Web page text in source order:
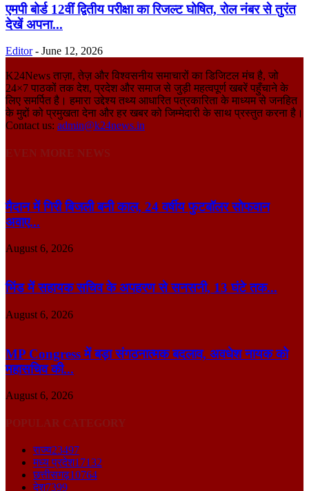
एमपी बोर्ड 12वीं द्वितीय परीक्षा का रिजल्ट घोषित, रोल नंबर से तुरंत
देखें अपना...
Editor - June 12, 2026
K24News ताज़ा, तेज़ और विश्वसनीय समाचारों का डिजिटल मंच है, जो
24×7 पाठकों तक देश, प्रदेश और समाज से जुड़ी महत्वपूर्ण खबरें पहुँचाने के
लिए समर्पित है। हमारा उद्देश्य तथ्य आधारित पत्रकारिता के माध्यम से जनहित
के मुद्दों को प्रमुखता देना और हर खबर को जिम्मेदारी के साथ प्रस्तुत करना है।
Contact us: admin@k24news.in
मैदान में गिरी बिजली बनी काल, 24 वर्षीय फुटबॉलर सोफवान
अवाए...
August 6, 2026
भिंड में सहायक सचिव के अपहरण से सनसनी, 13 घंटे तक...
August 6, 2026
MP Congress में बड़ा संगठनात्मक बदलाव, अवधेश नायक को
महासचिव की...
August 6, 2026
राज्य23497
मध्य प्रदेश17132
छत्तीसगढ़10764
देश7399